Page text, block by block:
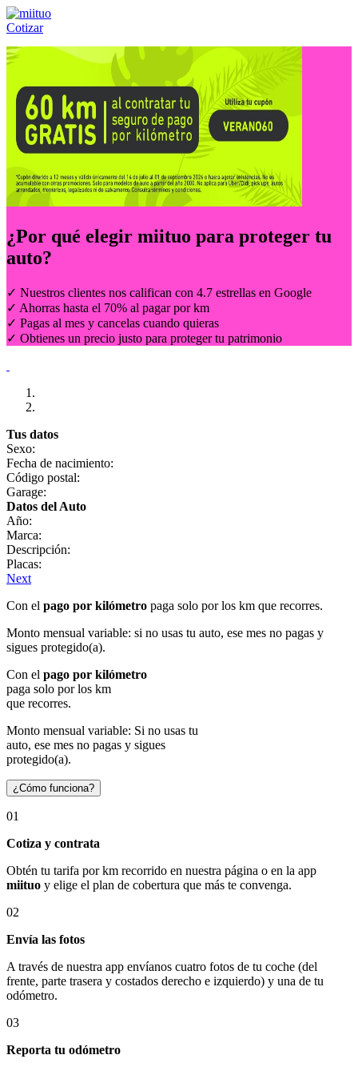
Cotizar
Llámanos al:(55) 84-21-05-00 ó
¿Por qué elegir miituo para proteger tu
auto?
✓ Nuestros clientes nos califican con 4.7 estrellas en Google
✓ Ahorras hasta el 70% al pagar por km
✓ Pagas al mes y cancelas cuando quieras
✓ Obtienes un precio justo para proteger tu patrimonio
Tus datos
Sexo:
Fecha de nacimiento:
Código postal:
Garage:
Datos del Auto
Año:
Marca:
Descripción:
Placas:
Next
Con el pago por kilómetro paga solo por los km que recorres.
Monto mensual variable: si no usas tu auto, ese mes no pagas y
sigues protegido(a).
Con el pago por kilómetro
paga solo por los km
que recorres.
Monto mensual variable: Si no usas tu
auto, ese mes no pagas y sigues
protegido(a).
¿Cómo funciona?
01
Cotiza y contrata
Obtén tu tarifa por km recorrido en nuestra página o en la app
miituo y elige el plan de cobertura que más te convenga.
02
Envía las fotos
A través de nuestra app envíanos cuatro fotos de tu coche (del
frente, parte trasera y costados derecho e izquierdo) y una de tu
odómetro.
03
Reporta tu odómetro